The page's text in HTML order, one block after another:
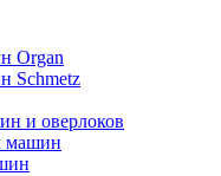
Organ
Schmetz
и оверлоков
машин